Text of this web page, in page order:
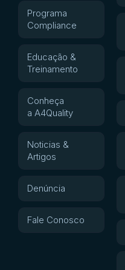
Programa
Compliance
Educação &
Treinamento
Conheça
a A4Quality
Noticias &
Artigos
Denúncia
Fale Conosco